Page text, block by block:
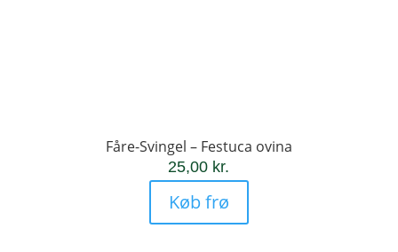
Fåre-Svingel – Festuca ovina
25,00 kr.
Køb frø